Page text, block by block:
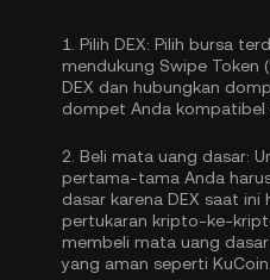
1. Pilih DEX: Pilih bursa
mendukung Swipe Token
DEX dan hubungkan
dompet Anda kompatibel
2. Beli mata uang dasar:
pertama-tama Anda
dasar karena DEX saat ini
pertukaran kripto-ke-
membeli mata uang dasar
yang aman seperti KuCoin.